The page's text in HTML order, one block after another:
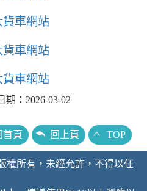
車網站
車網站
貨車網站
期：2026-03-02
首頁 回上頁 TOP
權所有，未經允許，不得以任